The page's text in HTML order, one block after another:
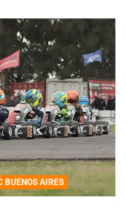
BUENOS AIRES